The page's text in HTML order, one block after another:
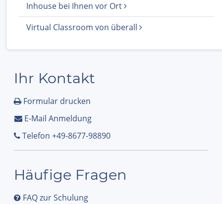
Inhouse bei Ihnen vor Ort
Virtual Classroom von überall
Ihr Kontakt
Formular drucken
E-Mail Anmeldung
Telefon +49-8677-98890
Häufige Fragen
FAQ zur Schulung